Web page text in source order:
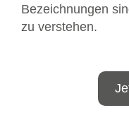
Bezeichnungen
zu verstehen.